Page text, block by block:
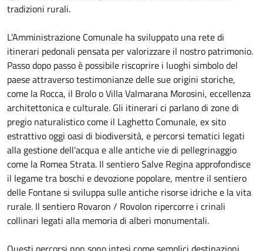
tradizioni rurali.
L’Amministrazione Comunale ha sviluppato una rete di
itinerari pedonali pensata per valorizzare il nostro patrimonio.
Passo dopo passo è possibile riscoprire i luoghi simbolo del
paese attraverso testimonianze delle sue origini storiche,
come la Rocca, il Brolo o Villa Valmarana Morosini, eccellenza
architettonica e culturale. Gli itinerari ci parlano di zone di
pregio naturalistico come il Laghetto Comunale, ex sito
estrattivo oggi oasi di biodiversità, e percorsi tematici legati
alla gestione dell’acqua e alle antiche vie di pellegrinaggio
come la Romea Strata. Il sentiero Salve Regina approfondisce
il legame tra boschi e devozione popolare, mentre il sentiero
delle Fontane si sviluppa sulle antiche risorse idriche e la vita
rurale. Il sentiero Rovaron / Rovolon ripercorre i crinali
collinari legati alla memoria di alberi monumentali.